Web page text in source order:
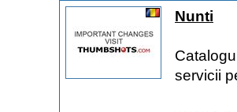
Nunti
servicii